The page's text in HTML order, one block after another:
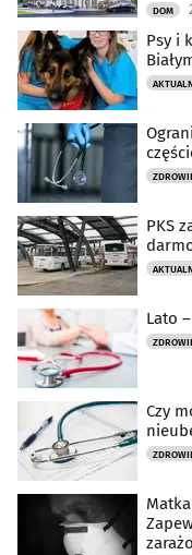
DOM
Psy i
PKS
Lato
Czy